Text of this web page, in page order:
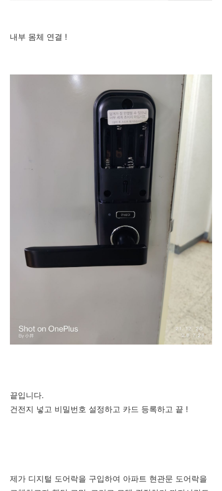
내부 몸체 연결 !
끝입니다.
건전지 넣고 비밀번호 설정하고 카드 등록하고 끝 !
제가 디지털 도어락을 구입하여 아파트 현관문 도어락을